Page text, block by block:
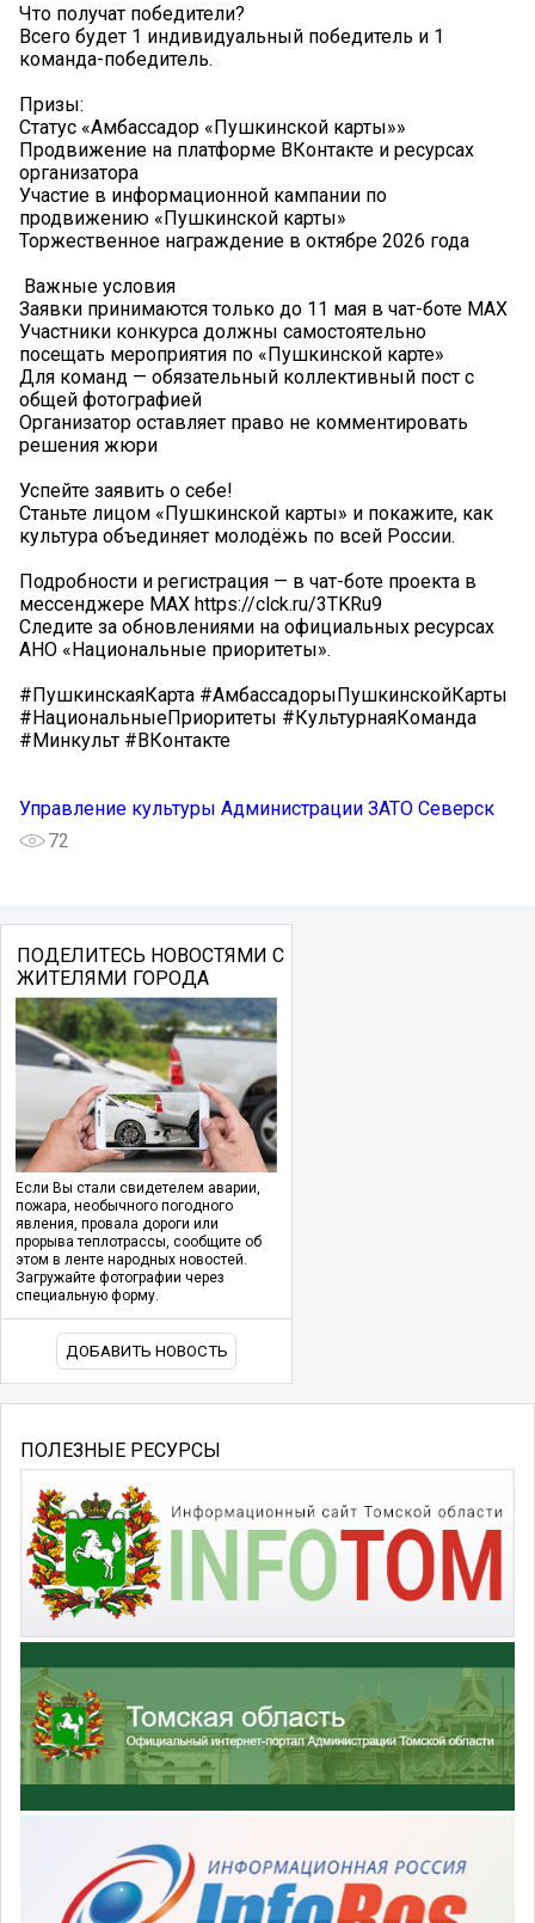
Что получат победители?
Всего будет 1 индивидуальный победитель и 1
команда-победитель.
Призы:
Статус «Амбассадор «Пушкинской карты»»
Продвижение на платформе ВКонтакте и ресурсах
организатора
Участие в информационной кампании по
продвижению «Пушкинской карты»
Торжественное награждение в октябре 2026 года
️ Важные условия
Заявки принимаются только до 11 мая в чат-боте МАХ
Участники конкурса должны самостоятельно
посещать мероприятия по «Пушкинской карте»
Для команд — обязательный коллективный пост с
общей фотографией
Организатор оставляет право не комментировать
решения жюри
Успейте заявить о себе!
Станьте лицом «Пушкинской карты» и покажите, как
культура объединяет молодёжь по всей России.
Подробности и регистрация — в чат-боте проекта в
мессенджере МАХ https://clck.ru/3TKRu9
Следите за обновлениями на официальных ресурсах
АНО «Национальные приоритеты».
#ПушкинскаяКарта #АмбассадорыПушкинскойКарты
#НациональныеПриоритеты #КультурнаяКоманда
#Минкульт #ВКонтакте
Управление культуры Администрации ЗАТО Северск
72
ПОДЕЛИТЕСЬ НОВОСТЯМИ С
ЖИТЕЛЯМИ ГОРОДА
Если Вы стали свидетелем аварии,
пожара, необычного погодного
явления, провала дороги или
прорыва теплотрассы, сообщите об
этом в ленте народных новостей.
Загружайте фотографии через
специальную форму.
ДОБАВИТЬ НОВОСТЬ
ПОЛЕЗНЫЕ РЕСУРСЫ